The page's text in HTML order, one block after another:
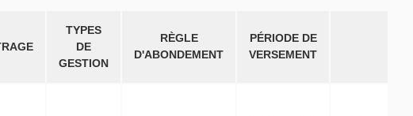
TYPES
DE
GESTION
RÈGLE
D'ABONDEMENT
PÉRIODE DE
VERSEMENT